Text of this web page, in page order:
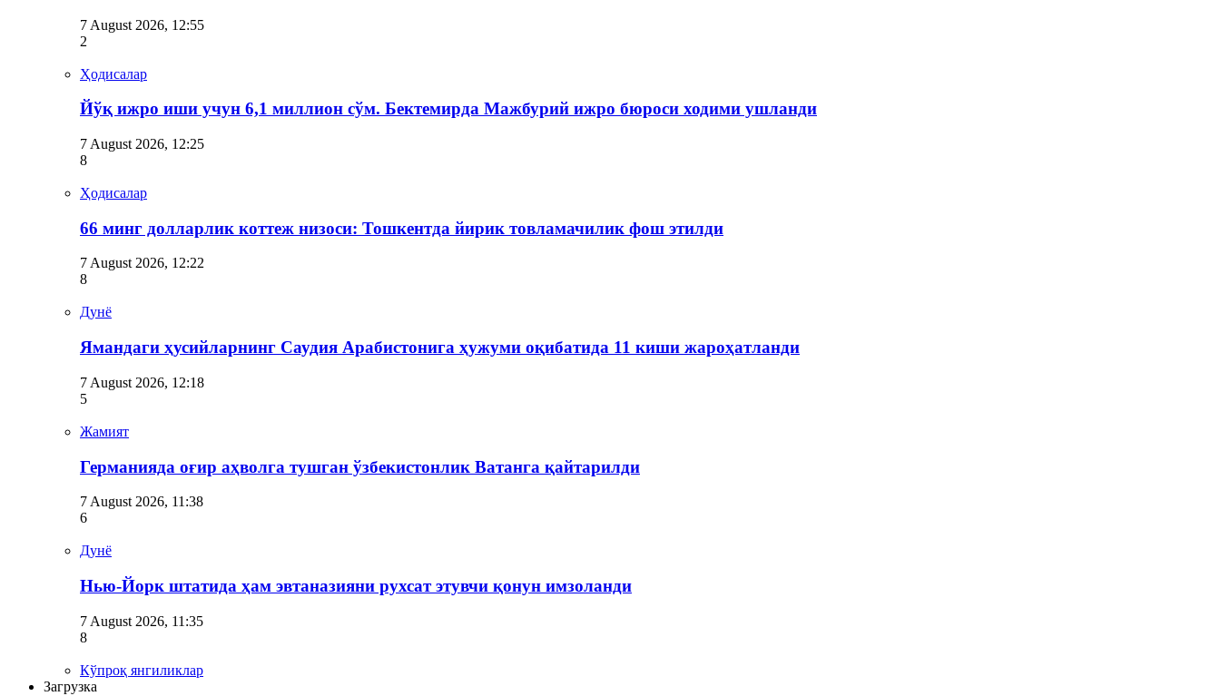
7 August 2026, 12:55
2
Ҳодисалар
Йўқ ижро иши учун 6,1 миллион сўм. Бектемирда Мажбурий ижро бюроси ходими ушланди
7 August 2026, 12:25
8
Ҳодисалар
66 минг долларлик коттеж низоси: Тошкентда йирик товламачилик фош этилди
7 August 2026, 12:22
8
Дунё
Ямандаги ҳусийларнинг Саудия Арабистонига ҳужуми оқибатида 11 киши жароҳатланди
7 August 2026, 12:18
5
Жамият
Германияда оғир аҳволга тушган ўзбекистонлик Ватанга қайтарилди
7 August 2026, 11:38
6
Дунё
Нью-Йорк штатида ҳам эвтаназияни рухсат этувчи қонун имзоланди
7 August 2026, 11:35
8
Кўпроқ янгиликлар
Загрузка